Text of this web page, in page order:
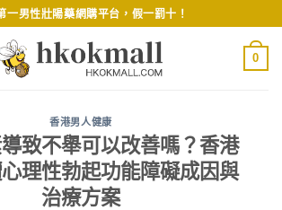
一男性壯陽藥網購平台，假一罰十！
0
香港男人健康
致不舉可以改善嗎？香港
理性勃起功能障礙成因與
治療方案